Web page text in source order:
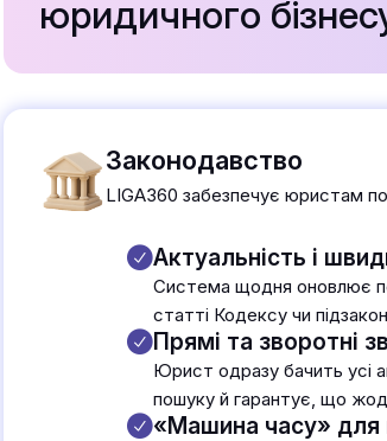
юридичного
Законодавство
LIGA360 забезпечує юристам
Актуальність і
Система щодня оновлює
статті Кодексу чи
Прямі та зворотні
Юрист одразу бачить усі
пошуку й гарантує, що
«Машина часу» для